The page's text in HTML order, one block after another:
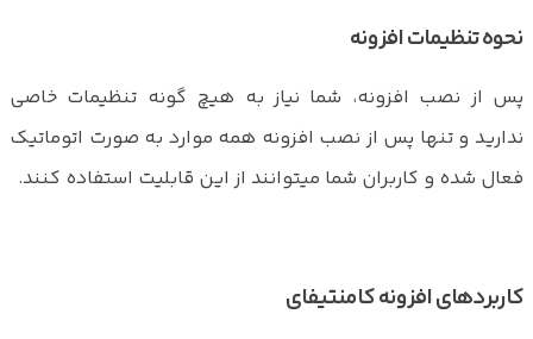
نحوه تنظیمات افزونه
پس از نصب افزونه، شما نیاز به هیچ گونه تنظیمات خاصی
ندارید و تنها پس از نصب افزونه همه موارد به صورت اتوماتیک
فعال شده و کاربران شما میتوانند از این قابلیت استفاده کنند.
کاربردهای افزونه کامنتیفای